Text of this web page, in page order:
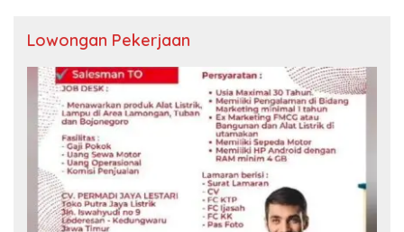
Lowongan Pekerjaan